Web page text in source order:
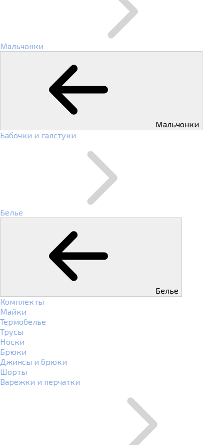
Мальчонки
Мальчонки
Бабочки и галстуки
Белье
Белье
Комплекты
Майки
Термобелье
Трусы
Носки
Брюки
Джинсы и брюки
Шорты
Варежки и перчатки